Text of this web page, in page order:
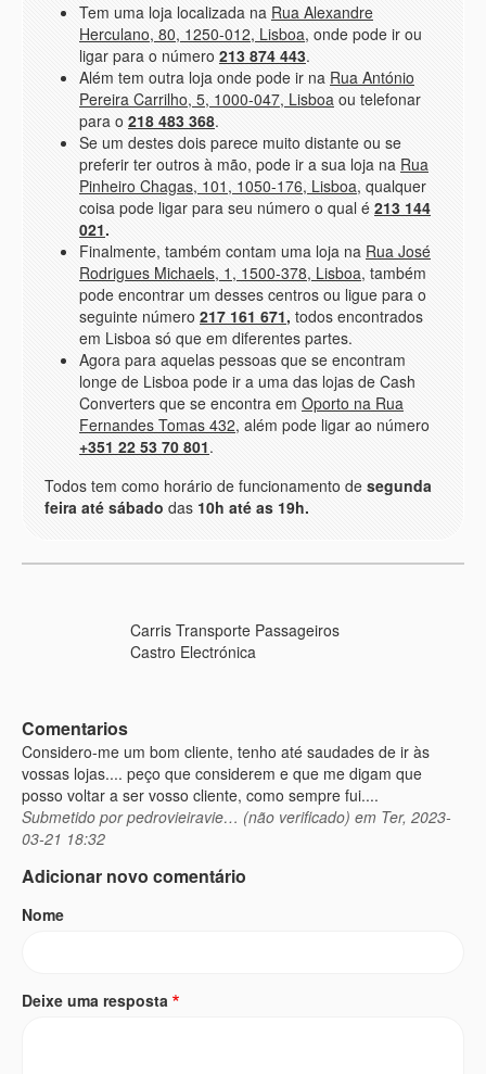
Tem uma loja localizada na Rua Alexandre
Herculano, 80, 1250-012, Lisboa, onde pode ir ou
ligar para o número 213 874 443.
Além tem outra loja onde pode ir na Rua António
Pereira Carrilho, 5, 1000-047, Lisboa ou telefonar
para o 218 483 368.
Se um destes dois parece muito distante ou se
preferir ter outros à mão, pode ir a sua loja na Rua
Pinheiro Chagas, 101, 1050-176, Lisboa, qualquer
coisa pode ligar para seu número o qual é 213 144
021.
Finalmente, também contam uma loja na Rua José
Rodrigues Michaels, 1, 1500-378, Lisboa, também
pode encontrar um desses centros ou ligue para o
seguinte número 217 161 671, todos encontrados
em Lisboa só que em diferentes partes.
Agora para aquelas pessoas que se encontram
longe de Lisboa pode ir a uma das lojas de Cash
Converters que se encontra em Oporto na Rua
Fernandes Tomas 432, além pode ligar ao número
+351 22 53 70 801.
Todos tem como horário de funcionamento de segunda
feira até sábado das 10h até as 19h.
Carris Transporte Passageiros
Castro Electrónica
Comentarios
Considero-me um bom cliente, tenho até saudades de ir às
vossas lojas.... peço que considerem e que me digam que
posso voltar a ser vosso cliente, como sempre fui....
Submetido porpedrovieiravie… (não verificado) em Ter, 2023-
03-21 18:32
Adicionar novo comentário
Nome
Deixe uma resposta